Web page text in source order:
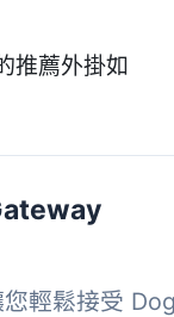
推薦外掛如
輕鬆接受